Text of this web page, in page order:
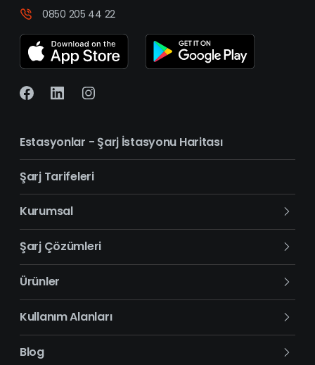
0850 205 44 22
Estasyonlar - Şarj İstasyonu Haritası
Şarj Tarifeleri
Kurumsal
Hakkımızda
Mobil Uygulama
Elektrikli Araba Sözlüğü
Şarj Çözümleri
Bireysel Şarj Çözümleri
Ürünler
DC Şarj İstasyonu
Kullanım Alanları
Benzin İstasyonları
Blog